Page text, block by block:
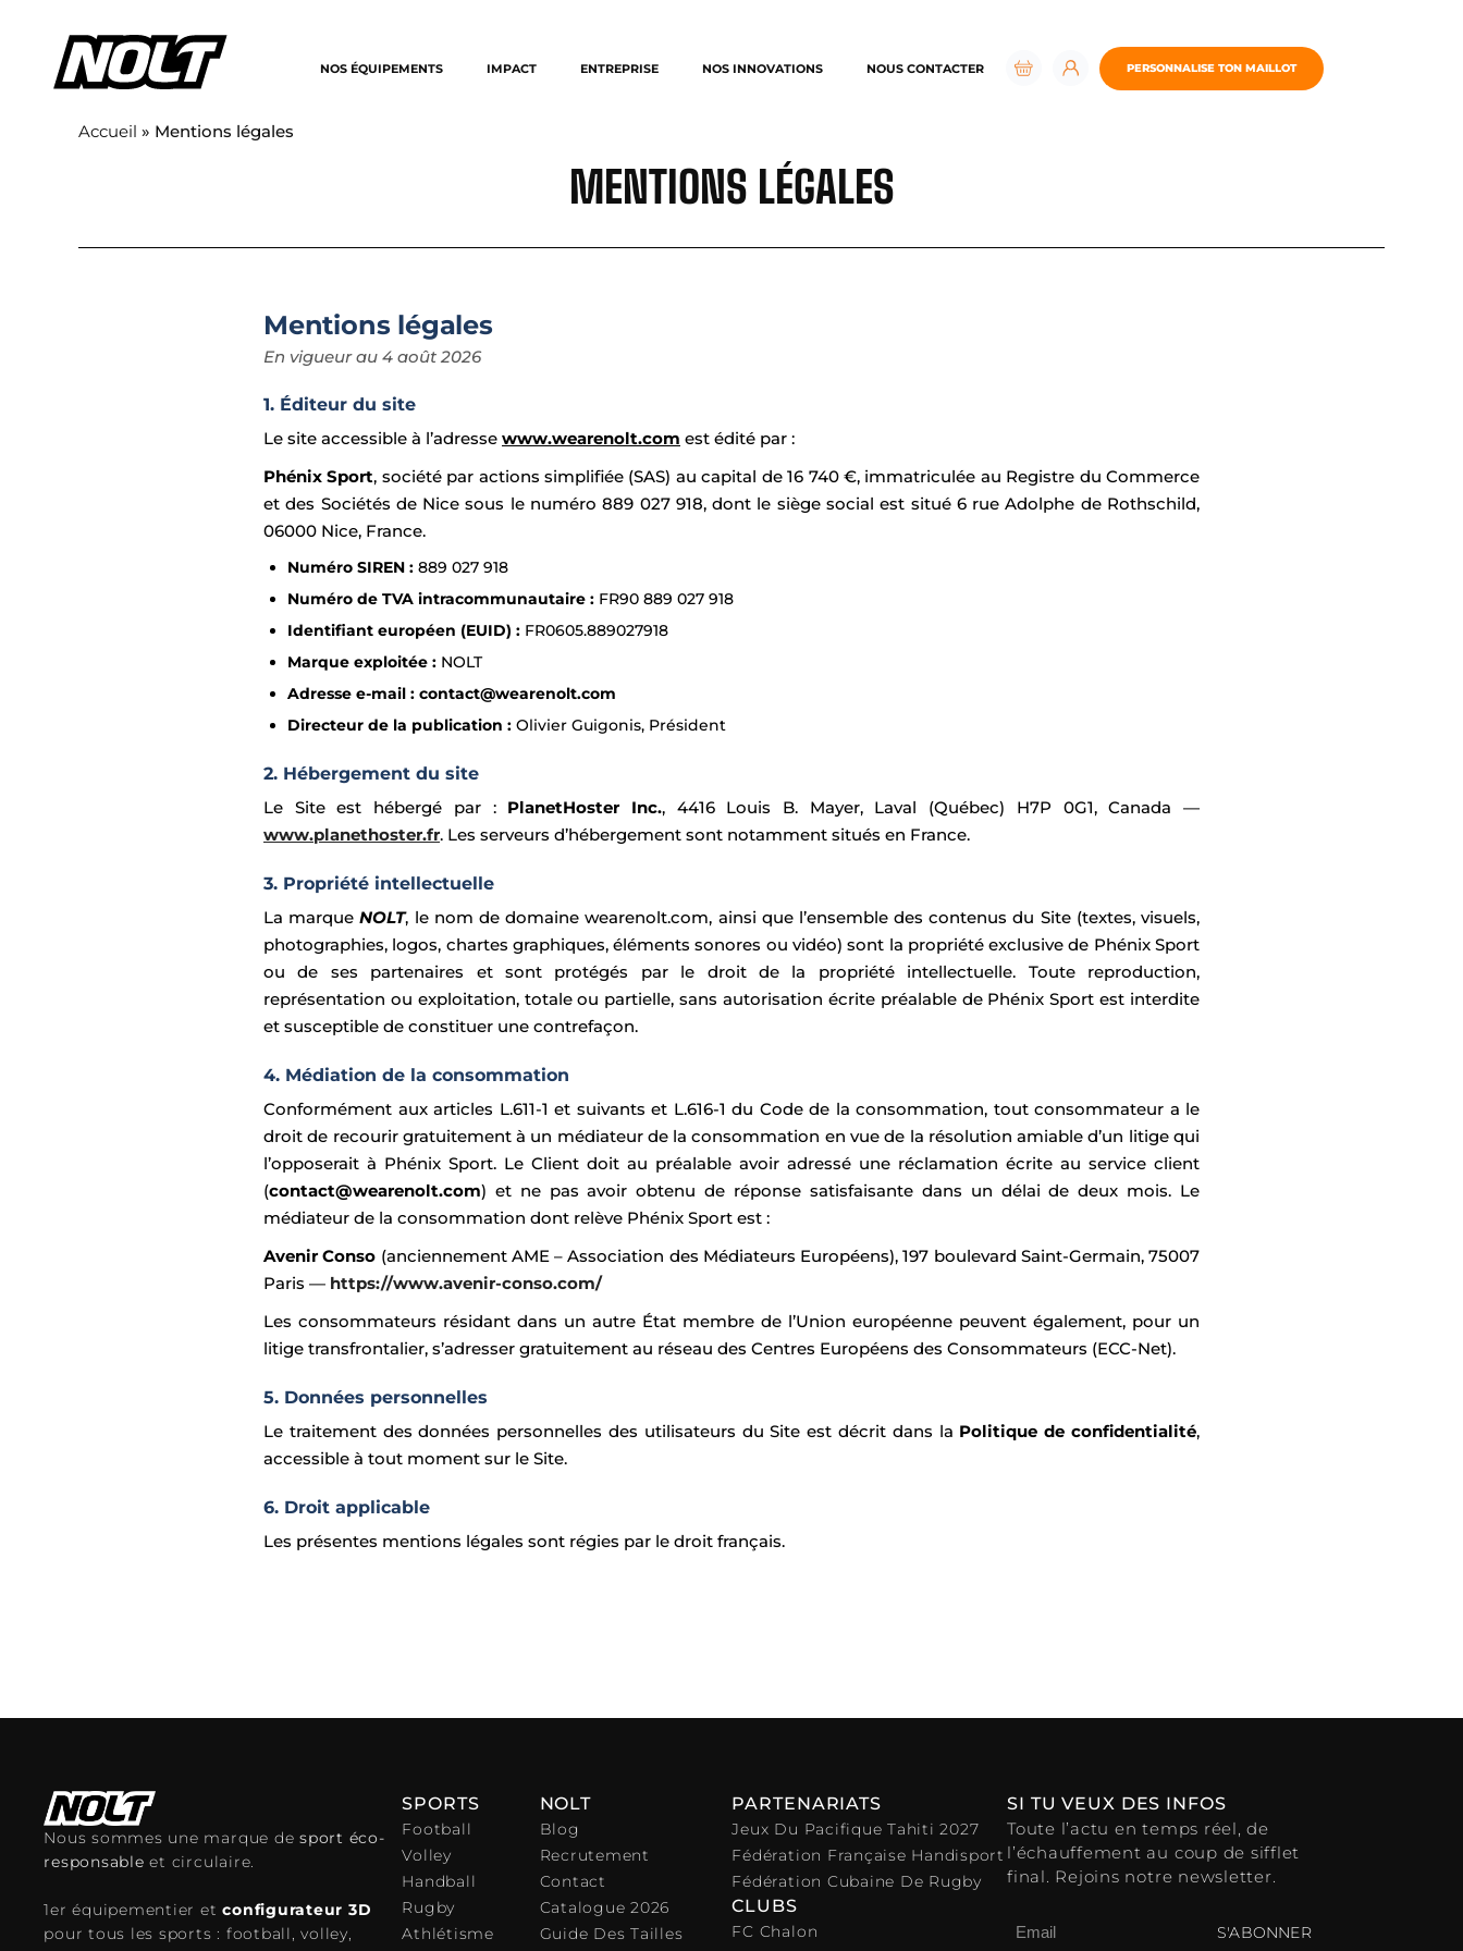
NOS ÉQUIPEMENTS IMPACT ENTREPRISE NOS INNOVATIONS NOUS CONTACTER PERSONNALISE TON MAILLOT
Accueil » Mentions légales
MENTIONS LÉGALES
Mentions légales
En vigueur au 4 août 2026
1. Éditeur du site
Le site accessible à l’adresse www.wearenolt.com est édité par :
Phénix Sport, société par actions simplifiée (SAS) au capital de 16 740 €, immatriculée au Registre du Commerce
et des Sociétés de Nice sous le numéro 889 027 918, dont le siège social est situé 6 rue Adolphe de Rothschild,
06000 Nice, France.
Numéro SIREN : 889 027 918
Numéro de TVA intracommunautaire : FR90 889 027 918
Identifiant européen (EUID) : FR0605.889027918
Marque exploitée : NOLT
Adresse e-mail : contact@wearenolt.com
Directeur de la publication : Olivier Guigonis, Président
2. Hébergement du site
Le Site est hébergé par : PlanetHoster Inc., 4416 Louis B. Mayer, Laval (Québec) H7P 0G1, Canada —
www.planethoster.fr. Les serveurs d’hébergement sont notamment situés en France.
3. Propriété intellectuelle
La marqueNOLT, le nom de domaine wearenolt.com, ainsi que l’ensemble des contenus du Site (textes, visuels,
photographies, logos, chartes graphiques, éléments sonores ou vidéo) sont la propriété exclusive de Phénix Sport
ou de ses partenaires et sont protégés par le droit de la propriété intellectuelle. Toute reproduction,
représentation ou exploitation, totale ou partielle, sans autorisation écrite préalable de Phénix Sport est interdite
et susceptible de constituer une contrefaçon.
4. Médiation de la consommation
Conformément aux articles L.611-1 et suivants et L.616-1 du Code de la consommation, tout consommateur a le
droit de recourir gratuitement à un médiateur de la consommation en vue de la résolution amiable d’un litige qui
l’opposerait à Phénix Sport. Le Client doit au préalable avoir adressé une réclamation écrite au service client
(contact@wearenolt.com) et ne pas avoir obtenu de réponse satisfaisante dans un délai de deux mois. Le
médiateur de la consommation dont relève Phénix Sport est :
Avenir Conso (anciennement AME – Association des Médiateurs Européens), 197 boulevard Saint-Germain, 75007
Paris — https://www.avenir-conso.com/
Les consommateurs résidant dans un autre État membre de l’Union européenne peuvent également, pour un
litige transfrontalier, s’adresser gratuitement au réseau des Centres Européens des Consommateurs (ECC-Net).
5. Données personnelles
Le traitement des données personnelles des utilisateurs du Site est décrit dans la Politique de confidentialité,
accessible à tout moment sur le Site.
6. Droit applicable
Les présentes mentions légales sont régies par le droit français.
Nous sommes une marque desport éco-
responsable et circulaire.
1er équipementier etconfigurateur 3D
pour tous les sports : football, volley,
SPORTS
Football
Volley
Handball
Rugby
Athlétisme
NOLT
Blog
Recrutement
Contact
Catalogue 2026
Guide Des Tailles
PARTENARIATS
Jeux Du Pacifique Tahiti 2027
Fédération Française Handisport
Fédération Cubaine De Rugby
CLUBS
FC Chalon
SI TU VEUX DES INFOS
Toute l’actu en temps réel, de
l’échauffement au coup de sifflet
final. Rejoins notre newsletter.
S'ABONNER